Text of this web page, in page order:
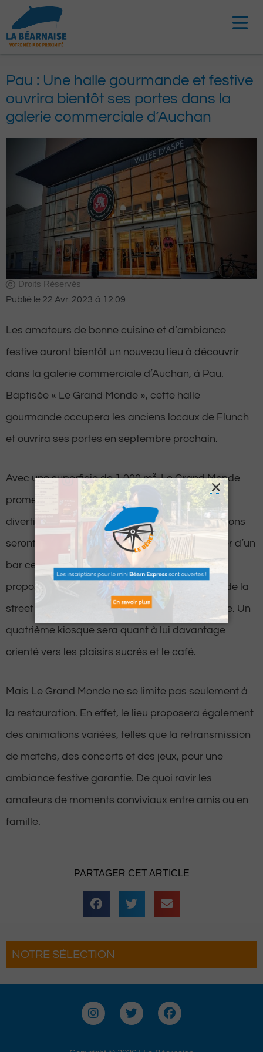
contenu
Pau : Une halle gourmande et festive
ouvrira bientôt ses portes dans la
galerie commerciale d’Auchan
Droits Réservés
Publié le 22 Avr. 2023 à 12:09
Les amateurs de bonne cuisine et d’ambiance
festive auront bientôt un nouveau lieu à découvrir
dans la galerie commerciale d’Auchan, à Pau.
Baptisée « Le Grand Monde », cette halle
gourmande occupera les anciens locaux de Flunch
et ouvrira ses portes en septembre prochain.
Avec une superficie de 1 000 m², Le Grand Monde
promet d’être un lieu de convivialité et de
divertissement où la restauration et les animations
seront à l’honneur. Les visiteurs pourront profiter d’un
bar central animé, ainsi que de trois kiosques
proposant des spécialités salées, notamment de la
street food, des pizzas et de la cuisine asiatique. Un
quatrième kiosque sera quant à lui davantage
orienté vers les plaisirs sucrés et le café.
Mais Le Grand Monde ne se limite pas seulement à
la restauration. En effet, le lieu proposera également
des animations variées, telles que la retransmission
de matchs, des concerts et des jeux, pour une
ambiance festive garantie. De quoi ravir les
amateurs de moments conviviaux entre amis ou en
famille.
PARTAGER CET ARTICLE
NOTRE SÉLECTION
retour
Hestiv’Òc : Les férias Béarnaises
grand retour à Pau
I
n
T
w
F
a